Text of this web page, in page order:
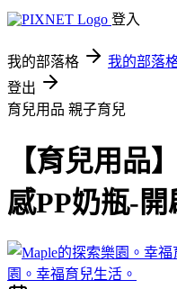
登入
我的部落格 我的部落
登出
育兒用品 親子育兒
【育兒用品
感PP奶瓶-
園。幸福育兒生活。